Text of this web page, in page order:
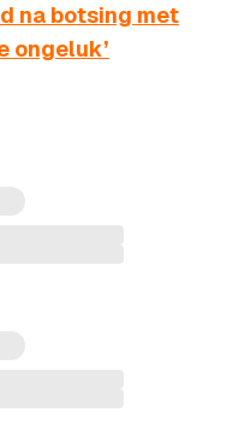
na botsing met
ongeluk’